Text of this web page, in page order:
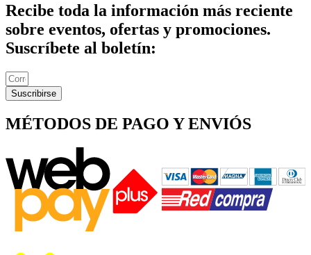
Recibe toda la información más reciente
sobre eventos, ofertas y promociones.
Suscríbete al boletín:
Suscribirse
MÉTODOS DE PAGO Y ENVIÓS